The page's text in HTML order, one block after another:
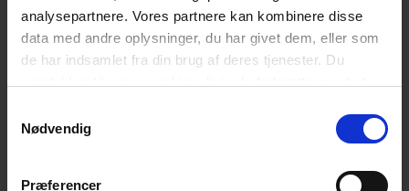
analysepartnere. Vores partnere kan kombinere disse
data med andre oplysninger, du har givet dem, eller som
de har indsamlet fra din brug af deres tjenester. Du
Nødvendig
Præferencer